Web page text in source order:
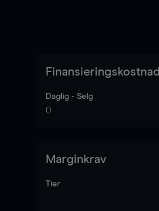
Finansieringskostnad
Daglig - Selg
0
Marginkrav
Tier